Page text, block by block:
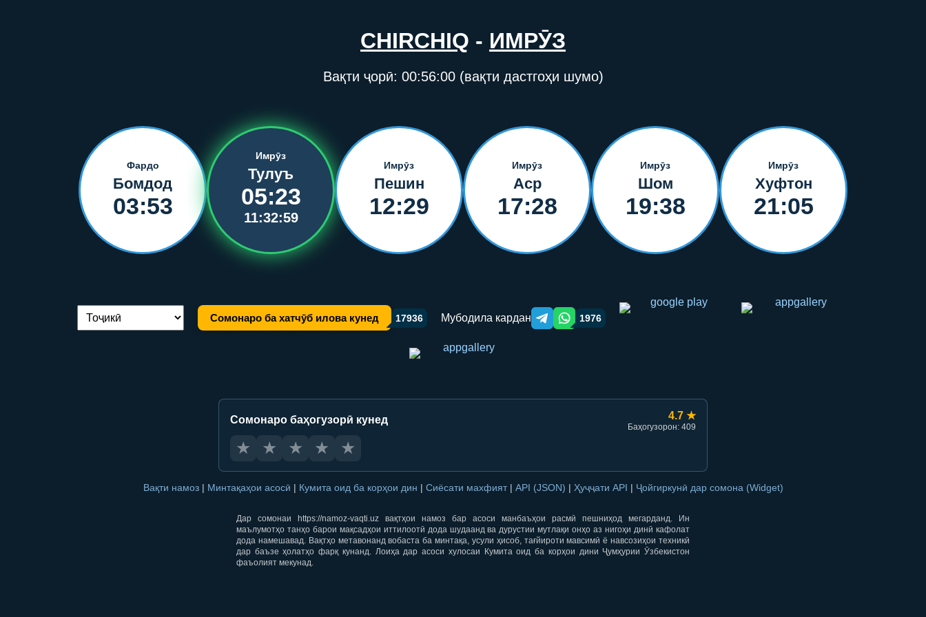
CHIRCHIQ - ИМРӮЗ
Вақти ҷорӣ: 00:56:00(вақти дастгоҳи шумо)
Фардо
Бомдод
03:53
Имрӯз
Тулуъ
05:23
11:32:59
Имрӯз
Пешин
12:29
Имрӯз
Аср
17:28
Имрӯз
Шом
19:38
Имрӯз
Хуфтон
21:05
Иваз кардани забон: Сомонаро ба хатчӯб илова кунед 17936 Мубодила кардан Telegram orqali ulashish
WhatsApp orqali ulashish
1976
Сомонаро баҳогузорӣ кунед 4.7 ★
Баҳогузорон: 409
★ ★ ★ ★ ★
Вақти намоз | Минтақаҳои асосӣ | Кумита оид ба корҳои дин | Сиёсати махфият | API (JSON) | Ҳуҷҷати API | Ҷойгиркунӣ дар сомона (Widget)
Дар сомонаи https://namoz-vaqti.uz вақтҳои намоз бар асоси манбаъҳои расмӣ пешниҳод мегарданд. Ин
маълумотҳо танҳо барои мақсадҳои иттилоотӣ дода шудаанд ва дурустии мутлақи онҳо аз нигоҳи динӣ кафолат
дода намешавад. Вақтҳо метавонанд вобаста ба минтақа, усули ҳисоб, тағйироти мавсимӣ ё навсозиҳои техникӣ
дар баъзе ҳолатҳо фарқ кунанд. Лоиҳа дар асоси хулосаи Кумита оид ба корҳои дини Ҷумҳурии Ӯзбекистон
фаъолият мекунад.